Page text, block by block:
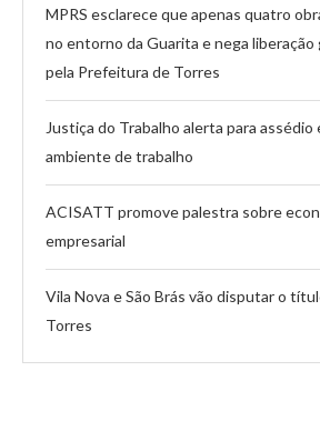
MPRS esclarece que apenas quatro
no entorno da Guarita e nega liberação
pela Prefeitura de Torres
Justiça do Trabalho alerta para assédio
ambiente de trabalho
ACISATT promove palestra sobre
empresarial
Vila Nova e São Brás vão disputar o
Torres